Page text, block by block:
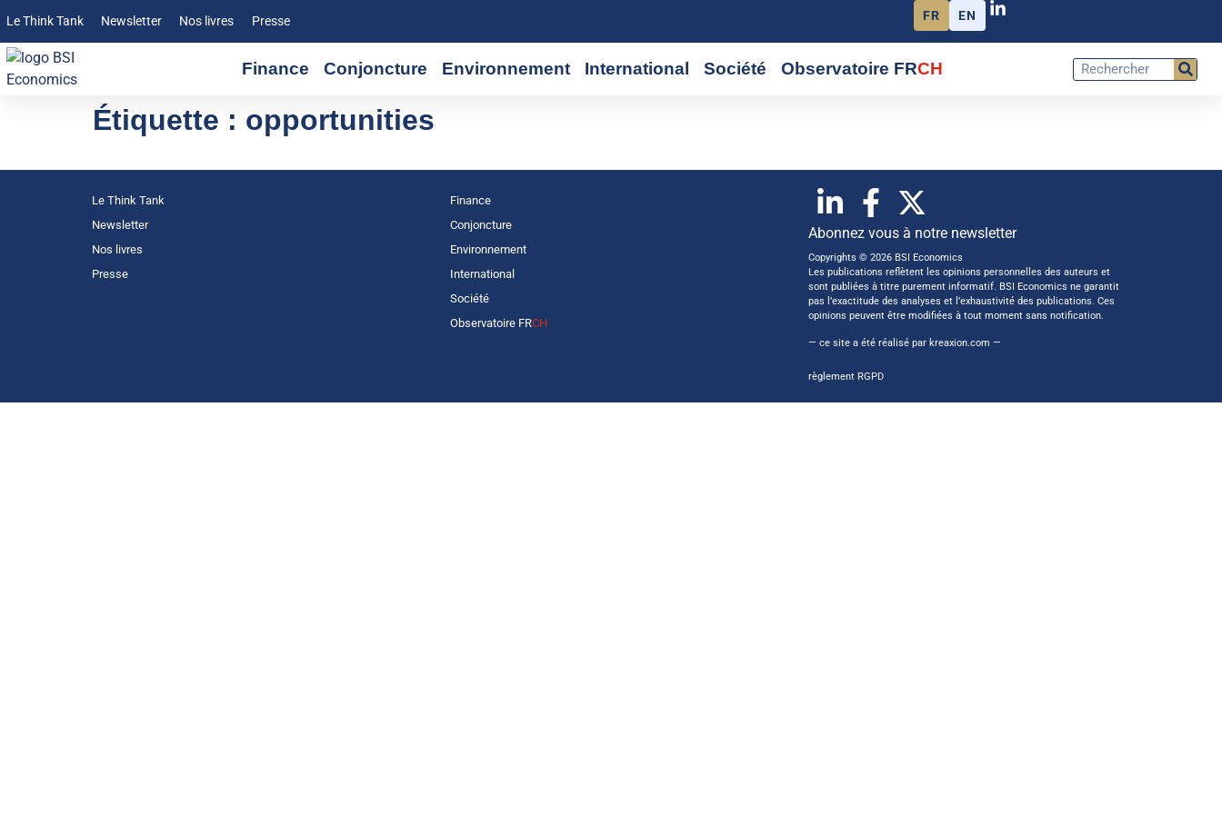
Le Think Tank Newsletter Nos livres Presse FR EN
Finance Conjoncture Environnement International Société Observatoire FRCH
Étiquette : opportunities
Le Think Tank
Newsletter
Nos livres
Presse
Finance
Conjoncture
Environnement
International
Société
Observatoire FRCH
Abonnez vous à notre newsletter
Copyrights © 2026 BSI Economics
Les publications reflètent les opinions personnelles des auteurs et
sont publiées à titre purement informatif. BSI Economics ne garantit
pas l’exactitude des analyses et l’exhaustivité des publications. Ces
opinions peuvent être modifiées à tout moment sans notification.
— ce site a été réalisé par kreaxion.com —
règlement RGPD